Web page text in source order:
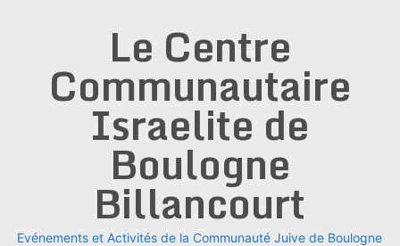
Le Centre
Communautaire
Israelite de
Boulogne
Billancourt
Evénements et Activités de la Communauté Juive de Boulogne